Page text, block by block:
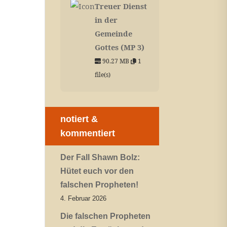
Treuer Dienst
in der
Gemeinde
Gottes (MP 3)
90.27 MB
1
file(s)
notiert &
kommentiert
Der Fall Shawn Bolz:
Hütet euch vor den
falschen Propheten!
4. Februar 2026
Die falschen Propheten